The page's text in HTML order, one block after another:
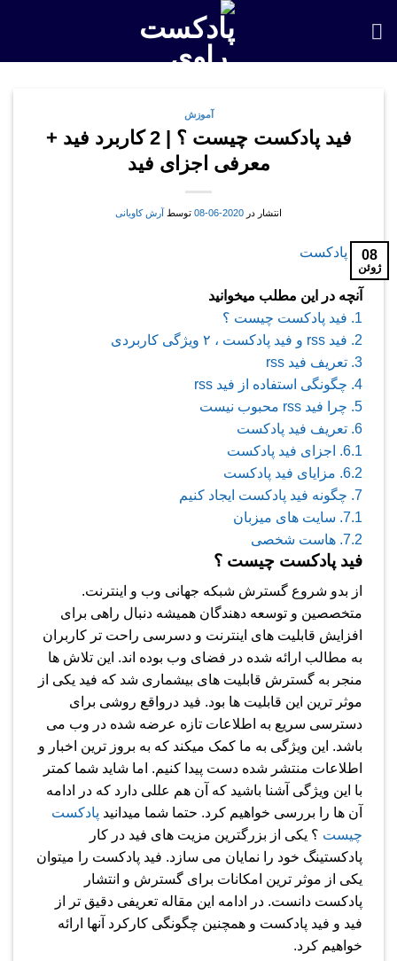
آموزش
فید پادکست چیست ؟ | 2 کاربرد فید +
معرفی اجزای فید
انتشار در 2020-06-08 توسط آرش کاویانی
08
ژوئن
آنچه در این مطلب میخوانید
1. فید پادکست چیست ؟
2. فید rss و فید پادکست ، ۲ ویژگی کاربردی
3. تعریف فید rss
4. چگونگی استفاده از فید rss
5. چرا فید rss محبوب نیست
6. تعریف فید پادکست
6.1.
اجزای فید پادکست
6.2. مزایای فید پادکست
7. چگونه فید پادکست ایجاد کنیم
7.1. سایت های میزبان
7.2. هاست شخصی
فید پادکست چیست ؟
از بدو شروع گسترش شبکه جهانی وب و اینترنت.
متخصصین و توسعه دهندگان همیشه دنبال راهی برای
افزایش قابلیت های اینترنت و دسرسی راحت تر کاربران
به مطالب ارائه شده در فضای وب بوده اند. این تلاش ها
منجر به گسترش قابلیت های بیشماری شد که فید یکی از
موثر ترین این قابلیت ها بود. فید درواقع روشی برای
دسترسی سریع به اطلاعات تازه عرضه شده در وب می
باشد. این ویژگی به ما کمک میکند که به بروز ترین اخبار و
اطلاعات منتشر شده دست پیدا کنیم. اما شاید شما کمتر
با این ویژگی آشنا باشید که آن هم عللی دارد که در ادامه
آن ها را بررسی خواهیم کرد. حتما شما میدانید پادکست
چیست ؟ یکی از بزرگترین مزیت های فید در کار
پادکستینگ خود را نمایان می سازد. فید پادکست را میتوان
یکی از موثر ترین امکانات برای گسترش و انتشار
پادکست دانست. در ادامه این مقاله تعریفی دقیق تر از
فید و فید پادکست و همچنین چگونگی کارکرد آنها ارائه
خواهیم کرد.